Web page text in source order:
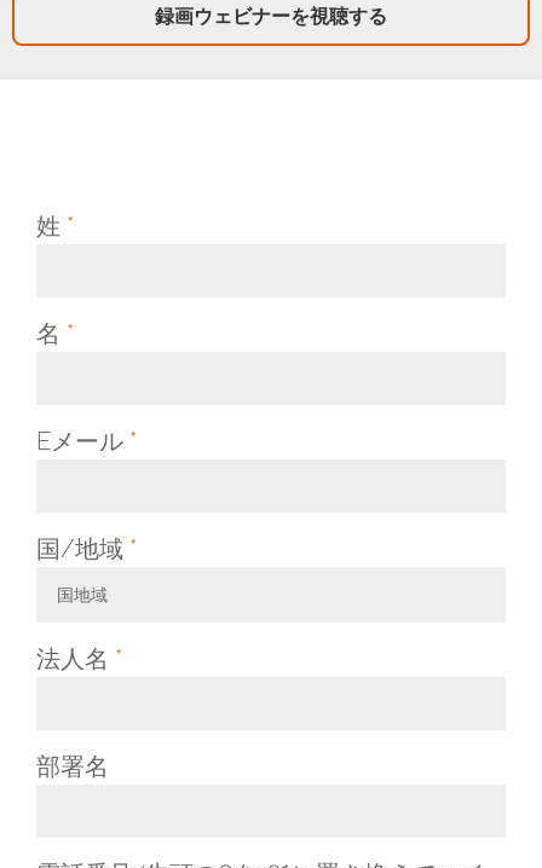
録画ウェビナーを視聴する
姓 *
名 *
Eメール *
国/地域 *
国地域
法人名 *
部署名